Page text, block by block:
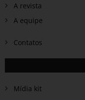
A revista
A equipe
Contatos
Mídia kit